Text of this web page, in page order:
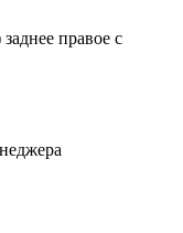
правое с